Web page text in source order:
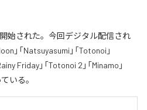
開始された。今回デジタル配信され
」「Natsuyasumi」「Totonoi」
Friday」「Totonoi 2」「Minamo」
いる。